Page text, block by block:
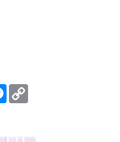
Messenger